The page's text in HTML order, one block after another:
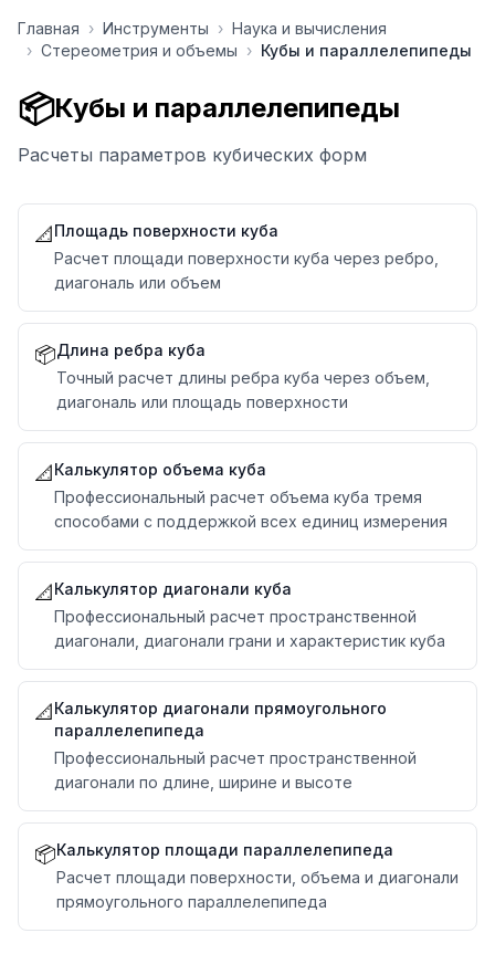
Главная › Инструменты › Наука и вычисления
› Стереометрия и объемы › Кубы и параллелепипеды
📦Кубы и параллелепипеды
Расчеты параметров кубических форм
📐 Площадь поверхности куба
Расчет площади поверхности куба через ребро,
диагональ или объем
📦Длина ребра куба
Точный расчет длины ребра куба через объем,
диагональ или площадь поверхности
📐 Калькулятор объема куба
Профессиональный расчет объема куба тремя
способами с поддержкой всех единиц измерения
📐 Калькулятор диагонали куба
Профессиональный расчет пространственной
диагонали, диагонали грани и характеристик куба
📐 Калькулятор диагонали прямоугольного
параллелепипеда
Профессиональный расчет пространственной
диагонали по длине, ширине и высоте
📦Калькулятор площади параллелепипеда
Расчет площади поверхности, объема и диагонали
прямоугольного параллелепипеда